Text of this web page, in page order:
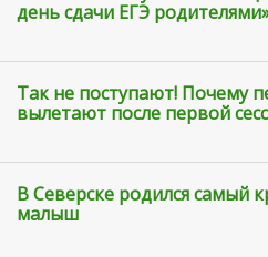
день сдачи ЕГЭ
Так не поступают! Почему
вылетают после первой
В Северске родился самый
малыш